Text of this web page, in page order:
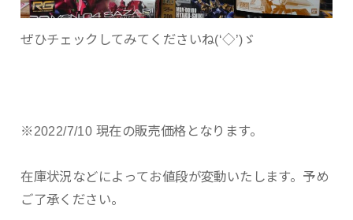
ぜひチェックしてみてくださいね(‘◇’)ゞ
※2022/7/10 現在の販売価格となります。
在庫状況などによってお値段が変動いたします。予め
ご了承ください。